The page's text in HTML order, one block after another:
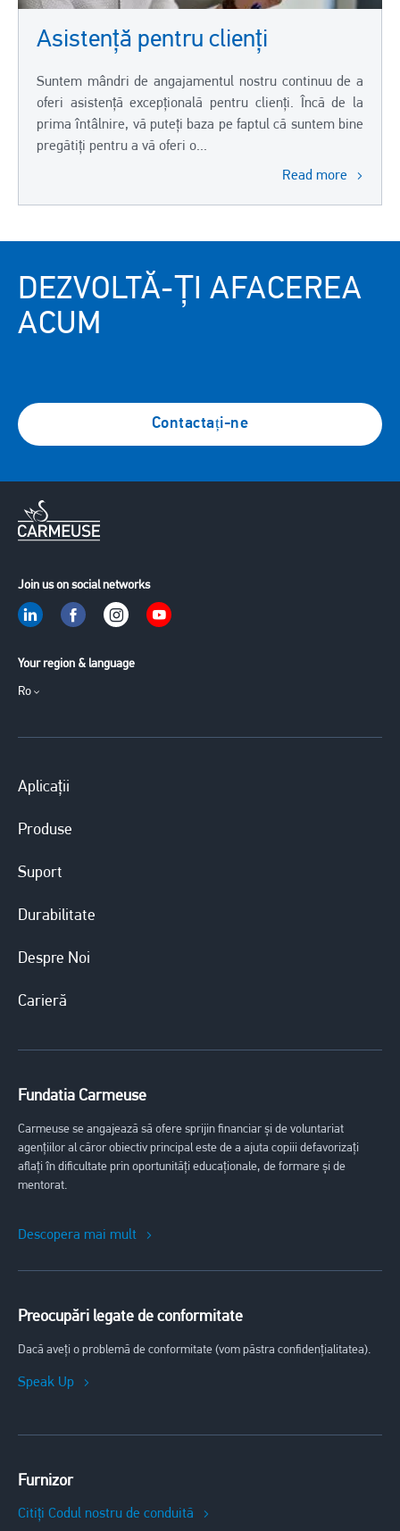
Asistență pentru clienți
Suntem mândri de angajamentul nostru continuu de a
oferi asistență excepțională pentru clienți. Încă de la
prima întâlnire, vă puteți baza pe faptul că suntem bine
pregătiți pentru a vă oferi o...
Read more
DEZVOLTĂ-ȚI AFACEREA
ACUM
Contactați-ne
Join us on social networks
Your region & language
Ro
Aplicații
Produse
Suport
Durabilitate
Despre Noi
Carieră
Fundatia Carmeuse
Carmeuse se angajează să ofere sprijin financiar și de voluntariat
agențiilor al căror obiectiv principal este de a ajuta copiii defavorizați
aflați în dificultate prin oportunități educaționale, de formare și de
mentorat.
Descopera mai mult
Preocupări legate de conformitate
Dacă aveți o problemă de conformitate (vom păstra confidențialitatea).
Speak Up
Furnizor
Citiți Codul nostru de conduită